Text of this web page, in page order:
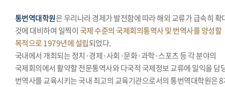
통번역대학원은 우리나라 경제가 발전함에 따라 해외 교류가 급속히 확
것에 대비하여 일찍이국제 수준의 국제회의통역사 및 번역사를 양성할
목적으로 1979년에 설립되었다.
국내에서 개최되는 정치·경제·사회·문화·과학·스포츠 등 각 분야의
국제회의에서 활약할 전문통역사와 다국적 국제정보 교류에 일익을 담
번역사를 교육시키는 국내 최고의 교육기관으로서의 통번역대학원은 8